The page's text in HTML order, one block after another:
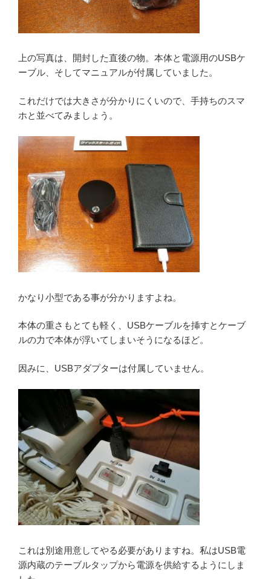
上の写真は、開封した直後の物。本体と電源用のUSBケ
ーブル、そしてマニュアルが付属していました。
これだけでは大きさが分かりにくいので、手持ちのスマ
ホと並べてみましょう。
かなり小型である事が分かりますよね。
本体の重さもとても軽く、USBケーブルを挿すとケーブ
ルの力で本体が浮いてしまいそうになるほど。
因みに、USBアダプターは付属していません。
これは別途用意してやる必要がありますね。私はUSB電
源内蔵のテーブルタップから電源を供給するようにしま